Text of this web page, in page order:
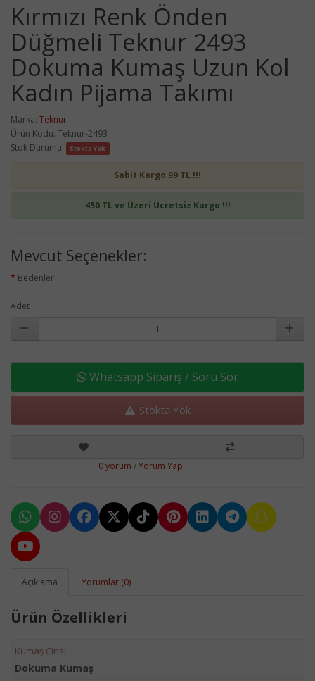
Kırmızı Renk Önden
Düğmeli Teknur 2493
Dokuma Kumaş Uzun Kol
Kadın Pijama Takımı
Marka: Teknur
Ürün Kodu: Teknur-2493
Stok Durumu:
Stokta Yok
Sabit Kargo 99 TL !!!
450 TL ve Üzeri Ücretsiz Kargo !!!
Mevcut Seçenekler:
Bedenler
Adet
Whatsapp Sipariş / Soru Sor
Stokta Yok
0 yorum /Yorum Yap
Açıklama Yorumlar (0)
Ürün Özellikleri
Kumaş Cinsi
Dokuma Kumaş